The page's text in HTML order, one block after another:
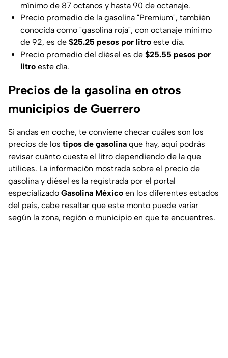
mínimo de 87 octanos y hasta 90 de octanaje.
Precio promedio de la gasolina "Premium", también
conocida como "gasolina roja", con octanaje mínimo
de 92, es de $25.25 pesos por litro este día.
Precio promedio del diésel es de $25.55 pesos por
litro este día.
Precios de la gasolina en otros
municipios de Guerrero
Si andas en coche, te conviene checar cuáles son los
precios de los tipos de gasolina que hay, aquí podrás
revisar cuánto cuesta el litro dependiendo de la que
utilices. La información mostrada sobre el precio de
gasolina y diésel es la registrada por el portal
especializado Gasolina México en los diferentes estados
del país, cabe resaltar que este monto puede variar
según la zona, región o municipio en que te encuentres.